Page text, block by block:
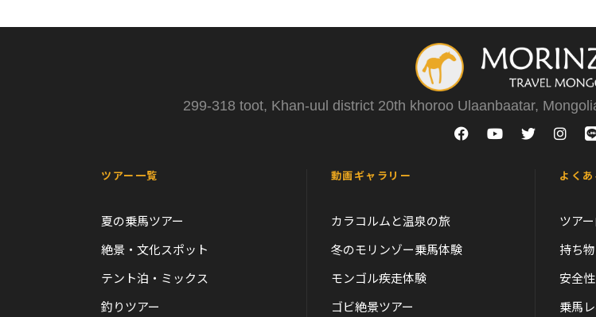
299-318 toot, Khan-uul district 20th khoroo Ulaanbaatar,
ツアー一覧
夏の乗馬ツアー
絶景・文化スポット
テント泊・ミックス
釣りツアー
動画ギャラリー
カラコルムと温泉の旅
冬のモリンゾー乗馬体験
モンゴル疾走体験
ゴビ絶景ツアー
よく
ツア
持ち
安全
乗馬